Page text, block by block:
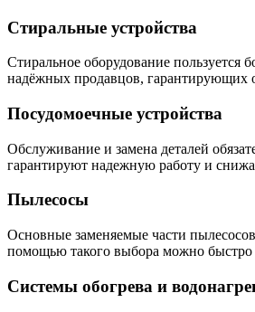
Стиральные устройства
Стиральное оборудование
надёжных продавцов, гарантирующих
Посудомоечные устройства
Обслуживание и замена деталей
гарантируют надежную работу и
Пылесосы
Основные заменяемые части
помощью такого выбора можно быстро
Системы обогрева и